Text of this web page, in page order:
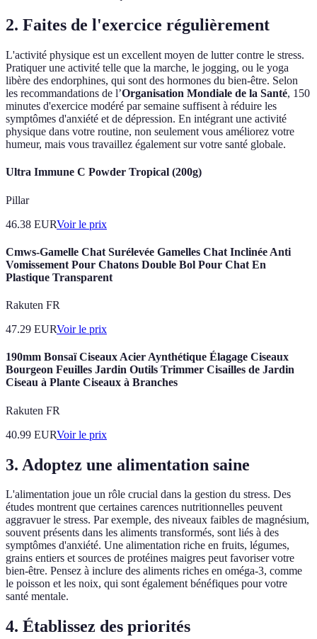
2. Faites de l'exercice régulièrement
L'activité physique est un excellent moyen de lutter contre le stress.
Pratiquer une activité telle que la marche, le jogging, ou le yoga
libère des endorphines, qui sont des hormones du bien-être. Selon
les recommandations de l’Organisation Mondiale de la Santé, 150
minutes d'exercice modéré par semaine suffisent à réduire les
symptômes d'anxiété et de dépression. En intégrant une activité
physique dans votre routine, non seulement vous améliorez votre
humeur, mais vous travaillez également sur votre santé globale.
Ultra Immune C Powder Tropical (200g)
Pillar
46.38 EURVoir le prix
Cmws-Gamelle Chat Surélevée Gamelles Chat Inclinée Anti
Vomissement Pour Chatons Double Bol Pour Chat En
Plastique Transparent
Rakuten FR
47.29 EURVoir le prix
190mm Bonsaï Ciseaux Acier Aynthétique Élagage Ciseaux
Bourgeon Feuilles Jardin Outils Trimmer Cisailles de Jardin
Ciseau à Plante Ciseaux à Branches
Rakuten FR
40.99 EURVoir le prix
3. Adoptez une alimentation saine
L'alimentation joue un rôle crucial dans la gestion du stress. Des
études montrent que certaines carences nutritionnelles peuvent
aggravuer le stress. Par exemple, des niveaux faibles de magnésium,
souvent présents dans les aliments transformés, sont liés à des
symptômes d'anxiété. Une alimentation riche en fruits, légumes,
grains entiers et sources de protéines maigres peut favoriser votre
bien-être. Pensez à inclure des aliments riches en oméga-3, comme
le poisson et les noix, qui sont également bénéfiques pour votre
santé mentale.
4. Établissez des priorités